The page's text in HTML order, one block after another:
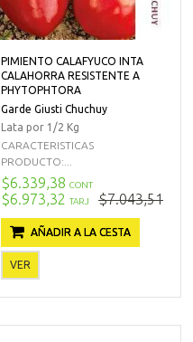
PIMIENTO CALAFYUCO INTA
CALAHORRA RESISTENTE A
PHYTOPHTORA
Garde Giusti Chuchuy
Lata por 1/2 Kg
CARACTERISTICAS
PRODUCTO:...
$6.339,38 CONT
$6.973,32 TARJ $7.043,51
AÑADIR A LA CESTA
VER